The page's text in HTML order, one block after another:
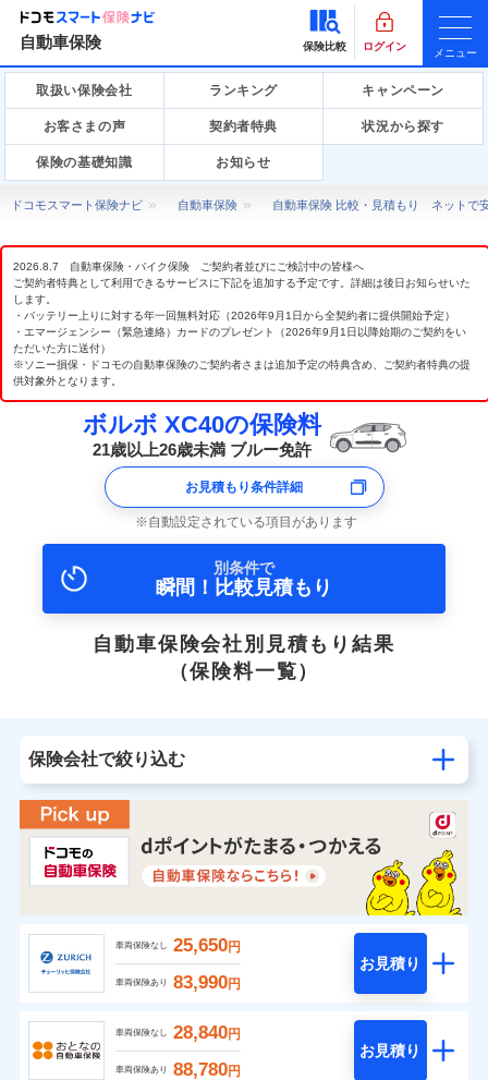
自動車保険 保険比較 ログイン
メニュー
取扱い保険会社 ランキング キャンペーン
お客さまの声 契約者特典 状況から探す
保険の基礎知識 お知らせ
ドコモスマート保険ナビ 自動車保険 自動車保険 比較・見積もり ネットで
2026.8.7 自動車保険・バイク保険 ご契約者並びにご検討中の皆様へ
ご契約者特典として利用できるサービスに下記を追加する予定です。詳細は後日お知らせいた
します。
・バッテリー上りに対する年一回無料対応（2026年9月1日から全契約者に提供開始予定）
・エマージェンシー（緊急連絡）カードのプレゼント（2026年9月1日以降始期のご契約をい
ただいた方に送付）
※ソニー損保・ドコモの自動車保険のご契約者さまは追加予定の特典含め、ご契約者特典の提
供対象外となります。
ボルボ XC40の保険料
21歳以上26歳未満 ブルー免許
お見積もり条件詳細
自動設定されている項目があります
別条件で
瞬間！比較見積もり
自動車保険会社別見積もり結果
（保険料一覧）
保険会社で絞り込む
車両保険なし 25,650円
車両保険あり 83,990円
お見積り
車両保険なし 28,840円
車両保険あり 88,780円
お見積り